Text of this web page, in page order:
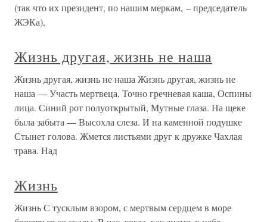
(так что их президент, по нашим меркам, – председатель
ЖЭКа),
Жизнь другая, жизнь не наша
Жизнь другая, жизнь не наша Жизнь другая, жизнь не
наша — Участь мертвеца, Точно гречневая каша, Оспины
лица. Синий рот полуоткрытый, Мутные глаза. На щеке
была забыта — Высохла слеза. И на каменной подушке
Стынет голова. Жмется листьями друг к дружке Чахлая
трава. Над
Жизнь
Жизнь С тусклым взором, с мертвым сердцем в море